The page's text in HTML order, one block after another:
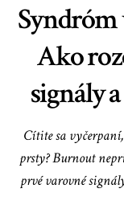
Ako
signály
Cítite sa
prsty? Burnout
prvé varovné